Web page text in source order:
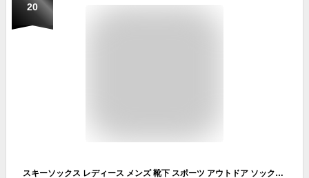
20
スキーソックス レディース メンズ 靴下 スポーツ アウトドア ソックス スキー スノーボード ソックス ハイキング キャンプ 登山 ウォーキング トレッキング 保温 着圧 吸汗 通気 厚手 暖かい 冬用 22.5cm-24.5cm 24.5cm-26.5cm 吸汗速乾 耐洗濯性 返品交換不可 送料無料